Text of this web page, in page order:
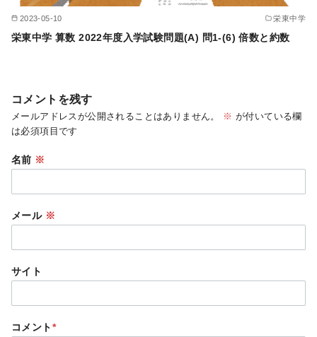
2023-05-10 栄東中学
栄東中学 算数 2022年度入学試験問題(A) 問1-(6) 倍数と約数
コメントを残す
メールアドレスが公開されることはありません。 ※ が付いている欄
は必須項目です
名前 ※
メール ※
サイト
コメント*